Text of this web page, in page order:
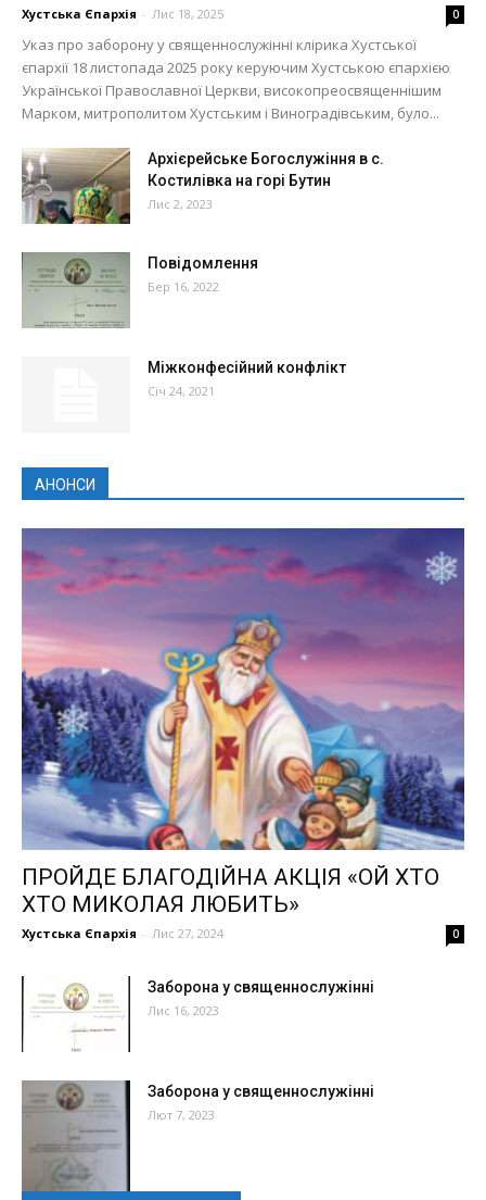
Хустська Єпархія - Лис 18, 2025 0
Указ про заборону у священнослужінні клірика Хустської
єпархії 18 листопада 2025 року керуючим Хустською єпархією
Української Православної Церкви, високопреосвященнішим
Марком, митрополитом Хустським і Виноградівським, було...
Архієрейське Богослужіння в с.
Костилівка на горі Бутин
Лис 2, 2023
Повідомлення
Бер 16, 2022
Міжконфесійний конфлікт
Січ 24, 2021
АНОНСИ
ПРОЙДЕ БЛАГОДІЙНА АКЦІЯ «ОЙ ХТО
ХТО МИКОЛАЯ ЛЮБИТЬ»
Хустська Єпархія - Лис 27, 2024 0
Заборона у священнослужінні
Лис 16, 2023
Заборона у священнослужінні
Лют 7, 2023